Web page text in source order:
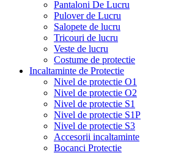
Pantaloni De Lucru
Pulover de Lucru
Salopete de lucru
Tricouri de lucru
Veste de lucru
Costume de protectie
Incaltaminte de Protectie
Nivel de protectie O1
Nivel de protectie O2
Nivel de protectie S1
Nivel de protectie S1P
Nivel de protectie S3
Accesorii incaltaminte
Bocanci Protectie